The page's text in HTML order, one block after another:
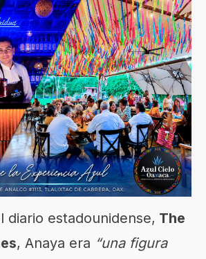
diario estadounidense, The
, Anaya era “una figura